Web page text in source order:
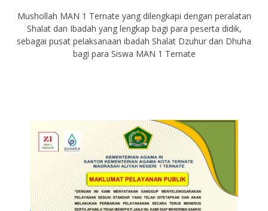
Mushollah MAN 1 Ternate yang dilengkapi dengan peralatan
Shalat dan Ibadah yang lengkap bagi para peserta didik,
sebagai pusat pelaksanaan ibadah Shalat Dzuhur dan Dhuha
bagi para Siswa MAN 1 Ternate